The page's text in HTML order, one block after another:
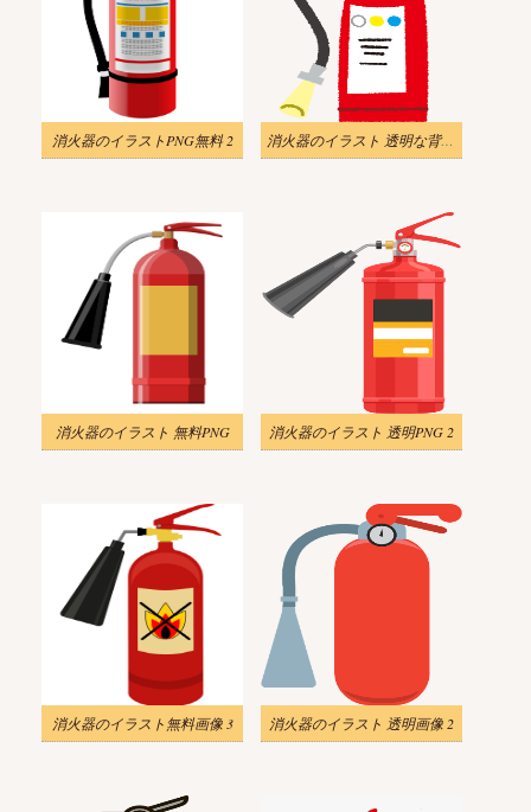
消火器のイラストPNG無料 2 消火器のイラスト 透明な背景 9
消火器のイラスト 無料PNG 消火器のイラスト 透明PNG 2
消火器のイラスト無料画像 3 消火器のイラスト 透明画像 2